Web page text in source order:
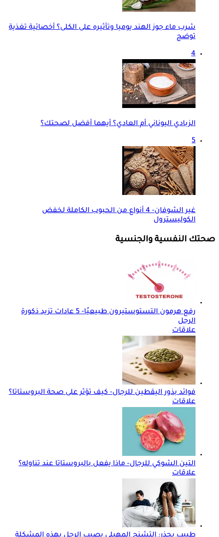
شرب ماء جوز الهند يوميا وتأثيره على الكلى؟ أخصائية تغذية
توضح
4
الزبادي اليوناني أم العادي؟ أيهما أفضل لصحتك؟
5
غير الشوفان- 4 أنواع من الحبوب الكاملة لخفض
الكوليسترول
صحتك النفسية والجنسية
رفع هرمون التستوستيرون طبيعيًا- 5 عادات تزيد ذكورة
الرجل
علاقات
فوائد بذور اليقطين للرجال- كيف تؤثر على صحة البروستاتا؟
علاقات
التين الشوكي للرجال- ماذا يفعل بالبروستاتا عند تناوله؟
علاقات